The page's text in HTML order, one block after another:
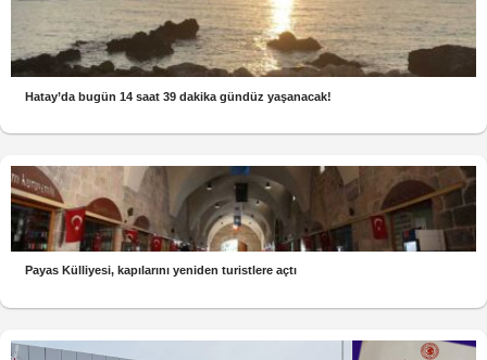
Hatay’da bugün 14 saat 39 dakika gündüz yaşanacak!
Payas Külliyesi, kapılarını yeniden turistlere açtı